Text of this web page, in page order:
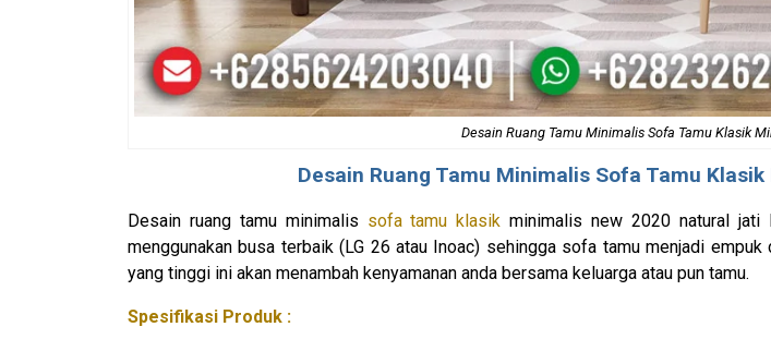
Desain Ruang Tamu Minimalis Sofa Tamu Klasik
Desain Ruang Tamu Minimalis Sofa Tamu
Desain ruang tamu minimalis sofa tamu klasik minimalis new 2020 natural jati
menggunakan busa terbaik (LG 26 atau Inoac) sehingga sofa tamu menjadi
yang tinggi ini akan menambah kenyamanan anda bersama keluarga atau pun tamu.
Spesifikasi Produk :